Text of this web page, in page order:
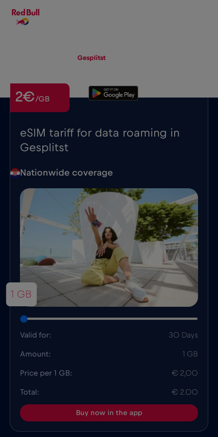
Gesplitst
eSIM tariff for data roaming in
Gesplitst
2€/GB
Nationwide coverage
1 GB
Valid for: 30 Days
Amount: 1 GB
Price per 1 GB: € 2,00
Total: € 2.00
Buy now in the app